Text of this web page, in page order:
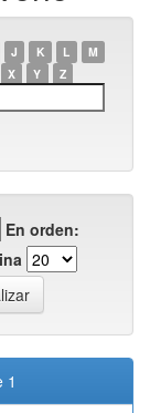
J K L
M
X Y Z
En orden:
1